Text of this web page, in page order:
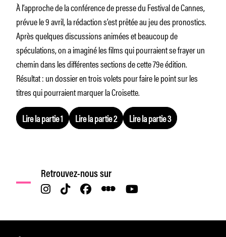
À l’approche de la conférence de presse du Festival de Cannes,
prévue le 9 avril, la rédaction s’est prêtée au jeu des pronostics.
Après quelques discussions animées et beaucoup de
spéculations, on a imaginé les films qui pourraient se frayer un
chemin dans les différentes sections de cette 79e édition.
Résultat : un dossier en trois volets pour faire le point sur les
titres qui pourraient marquer la Croisette.
Lire la partie 1
Lire la partie 2 Lire la partie 3
Retrouvez-nous sur